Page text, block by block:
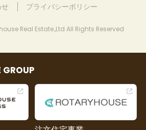
プライバシーポリシー
Real Estate.,Ltd All Rights Reserved
GROUP